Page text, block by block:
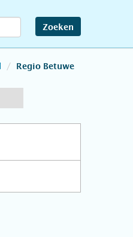
Zoeken
Regio Betuwe